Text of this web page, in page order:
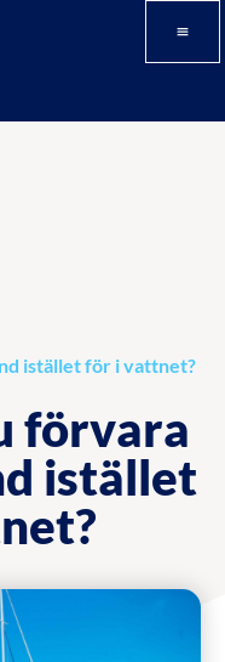
istället för i vattnet?
förvara
istället